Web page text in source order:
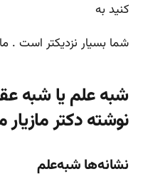
کنید به
شما بسیار نزدیکتر است .
شبه علم یا شبه
نوشته دکتر مازیار
نشانه‌ها شبه‌علم